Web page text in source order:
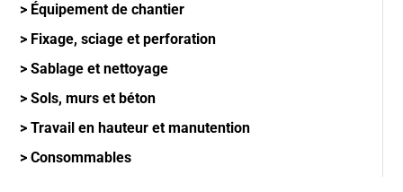
> Équipement de chantier
> Fixage, sciage et perforation
> Sablage et nettoyage
> Sols, murs et béton
> Travail en hauteur et manutention
> Consommables